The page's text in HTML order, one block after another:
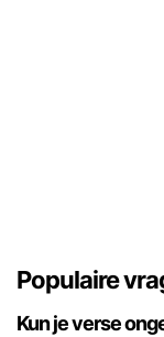
Populaire
Kun je verse